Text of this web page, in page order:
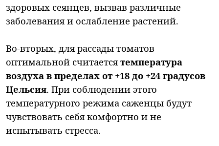
здоровых сеянцев, вызвав различные
заболевания и ослабление растений.
Во-вторых, для рассады томатов
оптимальной считается температура
воздуха в пределах от +18 до +24 градусов
Цельсия. При соблюдении этого
температурного режима саженцы будут
чувствовать себя комфортно и не
испытывать стресса.